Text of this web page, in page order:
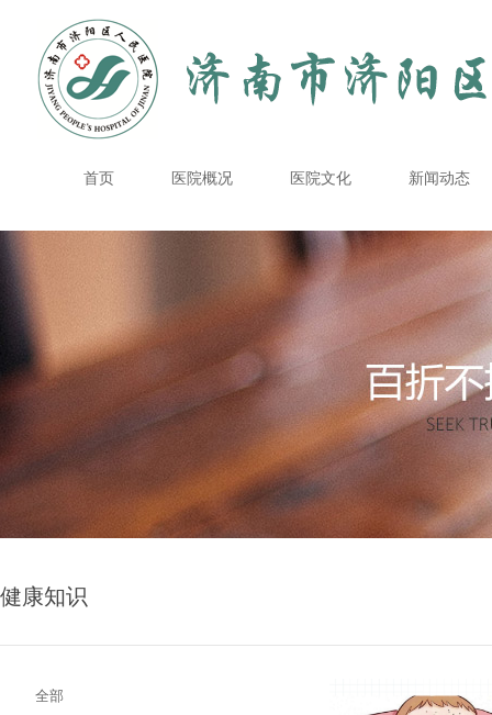
首页 医院概况 医院文化 新闻动态
健康知识
全部